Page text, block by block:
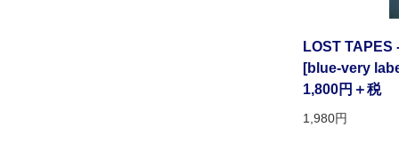
LOST
[blue-very
1,800円＋税
1,980円